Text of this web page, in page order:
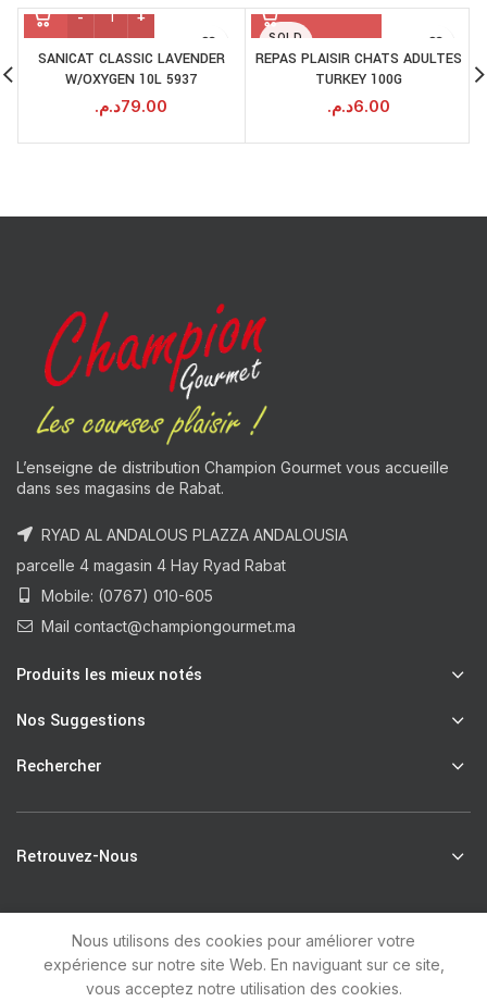
SANICAT CLASSIC LAVENDER
W/OXYGEN 10L 5937
79.00د.م.
SOLD
REPAS PLAISIR CHATS ADULTES
TURKEY 100G
6.00د.م.
L’enseigne de distribution Champion Gourmet vous accueille
dans ses magasins de Rabat.
RYAD AL ANDALOUS PLAZZA ANDALOUSIA
parcelle 4 magasin 4 Hay Ryad Rabat
Mobile: (0767) 010-605
Mail contact@championgourmet.ma
Produits les mieux notés
Nos Suggestions
Rechercher
Retrouvez-Nous
Champion Gourmet 2021 byRunsoft.
Nous utilisons des cookies pour améliorer votre
expérience sur notre site Web. En naviguant sur ce site,
vous acceptez notre utilisation des cookies.